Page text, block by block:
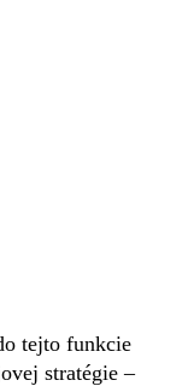
tejto funkcie
stratégie –